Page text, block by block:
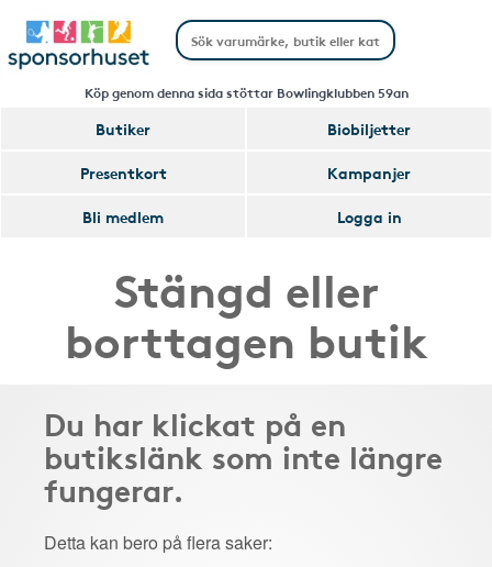
Köp genom denna sida stöttar Bowlingklubben 59an
Butiker
Biobiljetter
Presentkort
Kampanjer
Bli medlem
Logga in
Stängd eller
borttagen butik
Du har klickat på en
butikslänk som inte längre
fungerar.
Detta kan bero på flera saker: